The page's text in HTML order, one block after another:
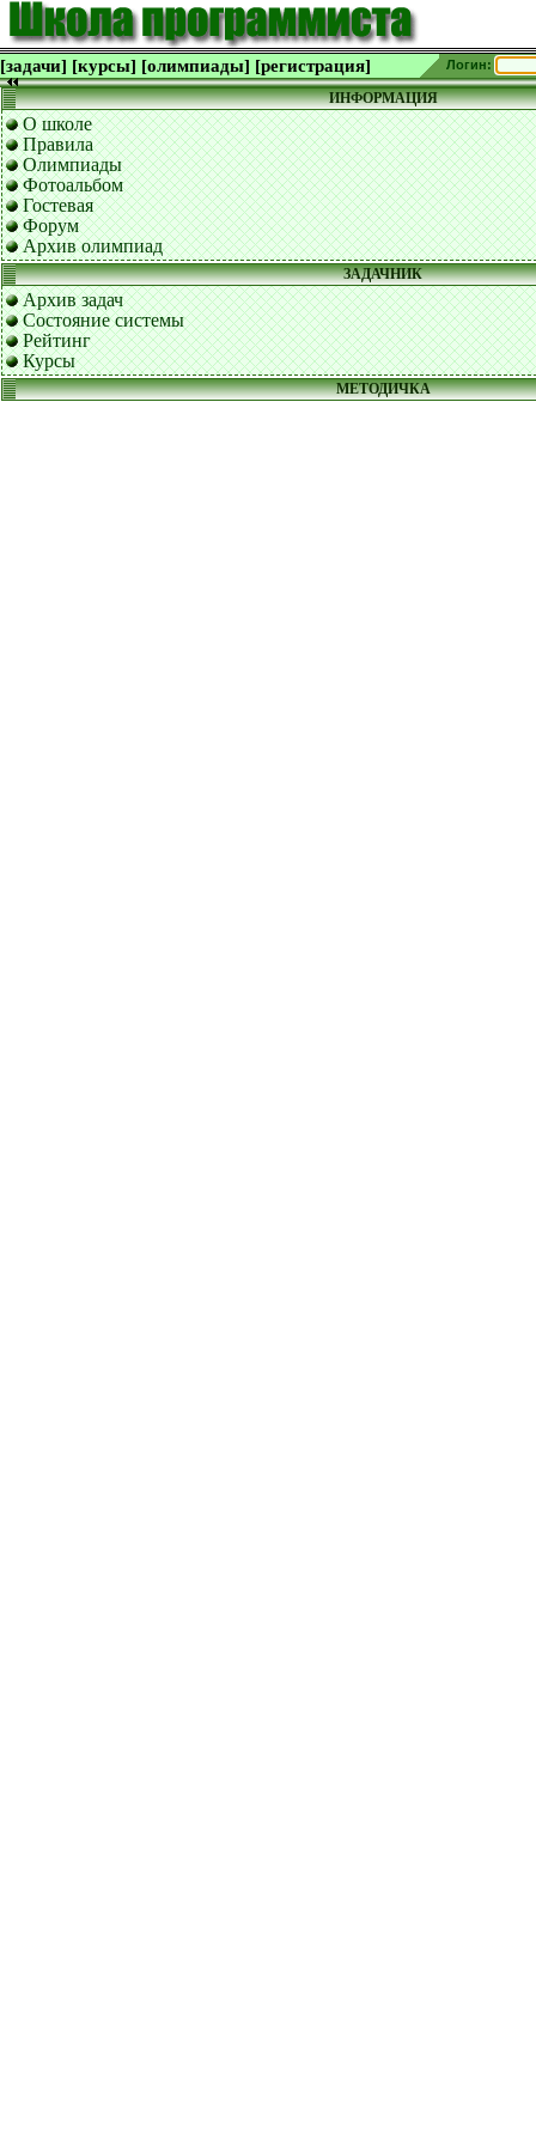
[задачи] [курсы] [олимпиады] [регистрация] Логин:
ИНФОРМАЦИЯ
О школе
Правила
Олимпиады
Фотоальбом
Гостевая
Форум
Архив олимпиад
ЗАДАЧНИК
Архив задач
Состояние системы
Рейтинг
Курсы
МЕТОДИЧКА